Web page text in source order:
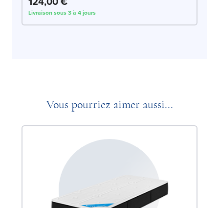
Livraison sous 3 à 4 jours
Vous pourriez aimer aussi...